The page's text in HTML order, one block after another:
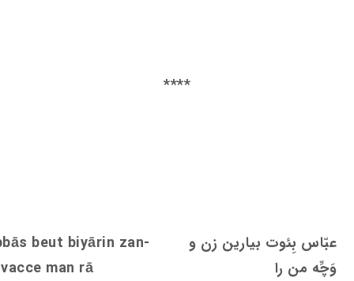
****
عبّاس بِئوت بیارین زن و
وَچِّه‌ من را
beut biyārin zan-
cce man rā